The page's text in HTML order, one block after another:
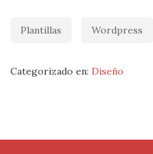
Plantillas Wordpress
Categorizado en: Diseño